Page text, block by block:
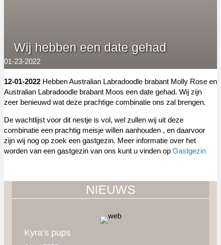
Wij hebben een date gehad
01-23-2022
12-01-2022 Hebben Australian Labradoodle brabant Molly Rose en
Australian Labradoodle brabant Moos een date gehad. Wij zijn
zeer benieuwd wat deze prachtige combinatie ons zal brengen.
De wachtlijst voor dit nestje is vol, wel zullen wij uit deze
combinatie een prachtig meisje willen aanhouden , en daarvoor
zijn wij nog op zoek een gastgezin. Meer informatie over het
worden van een gastgezin van ons kunt u vinden op Gastgezin
NIEUWS
Kyra’s pups